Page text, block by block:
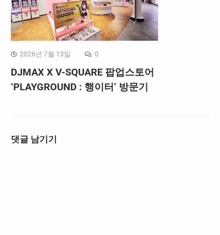
2026년 7월 13일 0
DJMAX X V-SQUARE 팝업스토어
‘PLAYGROUND : 행이터’ 방문기
댓글 남기기